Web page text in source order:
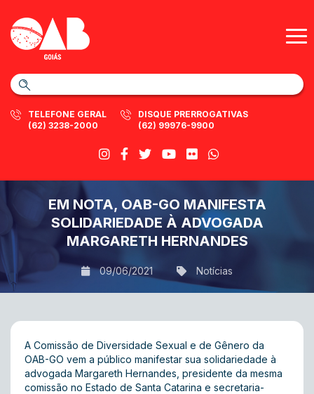
TELEFONE GERAL
(62) 3238-2000
DISQUE PRERROGATIVAS
(62) 99976-9900
EM NOTA, OAB-GO MANIFESTA
SOLIDARIEDADE À ADVOGADA
MARGARETH HERNANDES
09/06/2021 Notícias
A Comissão de Diversidade Sexual e de Gênero da
OAB-GO vem a público manifestar sua solidariedade à
advogada Margareth Hernandes, presidente da mesma
comissão no Estado de Santa Catarina e secretaria-